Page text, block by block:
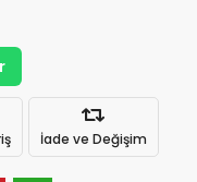
İade ve Değişim